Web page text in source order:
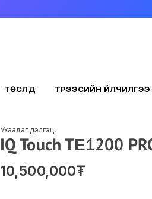
ТӨСЛҮҮД ТҮРЭЭСИЙН ҮЙЛЧИЛГЭЭ
Ухаалаг дэлгэц,
IQ Touch TЕ1200
10,500,000₮